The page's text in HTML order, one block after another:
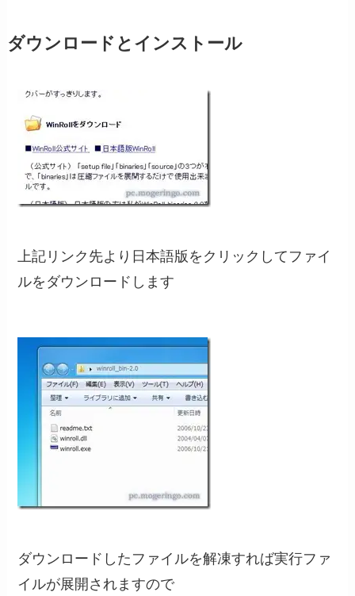
ダウンロードとインストール
上記リンク先より日本語版をクリックしてファイ
ルをダウンロードします
ダウンロードしたファイルを解凍すれば実行ファ
イルが展開されますので